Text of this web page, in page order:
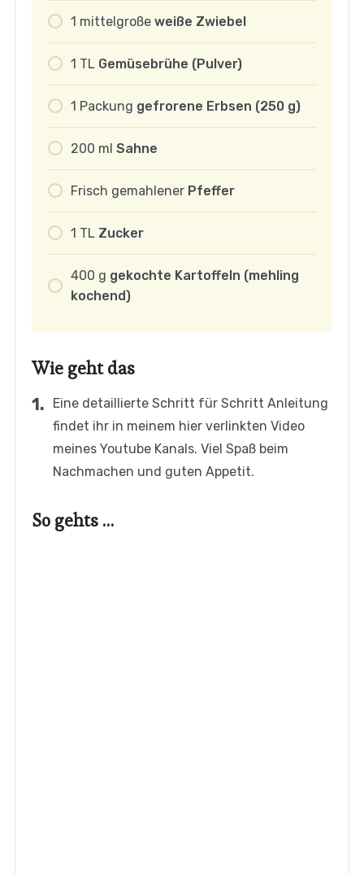
1 mittelgroße weiße Zwiebel
1 TL Gemüsebrühe (Pulver)
1 Packung gefrorene Erbsen (250 g)
200 ml Sahne
Frisch gemahlener Pfeffer
1 TL Zucker
400 g gekochte Kartoffeln (mehling
kochend)
Wie geht das
Eine detaillierte Schritt für Schritt Anleitung
findet ihr in meinem hier verlinkten Video
meines Youtube Kanals. Viel Spaß beim
Nachmachen und guten Appetit.
So gehts …